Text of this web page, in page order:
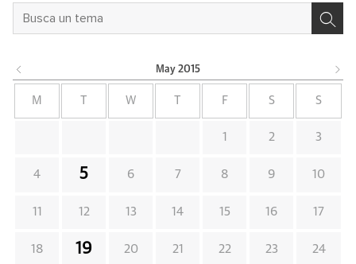
May 2015
M W F S S
1 2 3
4 5 6 7 8 9 10
11 12 13 14 15 16 17
18 19 20 21 22 23 24